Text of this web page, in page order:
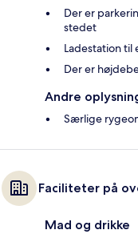
Der er
stedet
Ladestation til
Der er
Andre
Særlige
Faciliteter på
Mad og drikke